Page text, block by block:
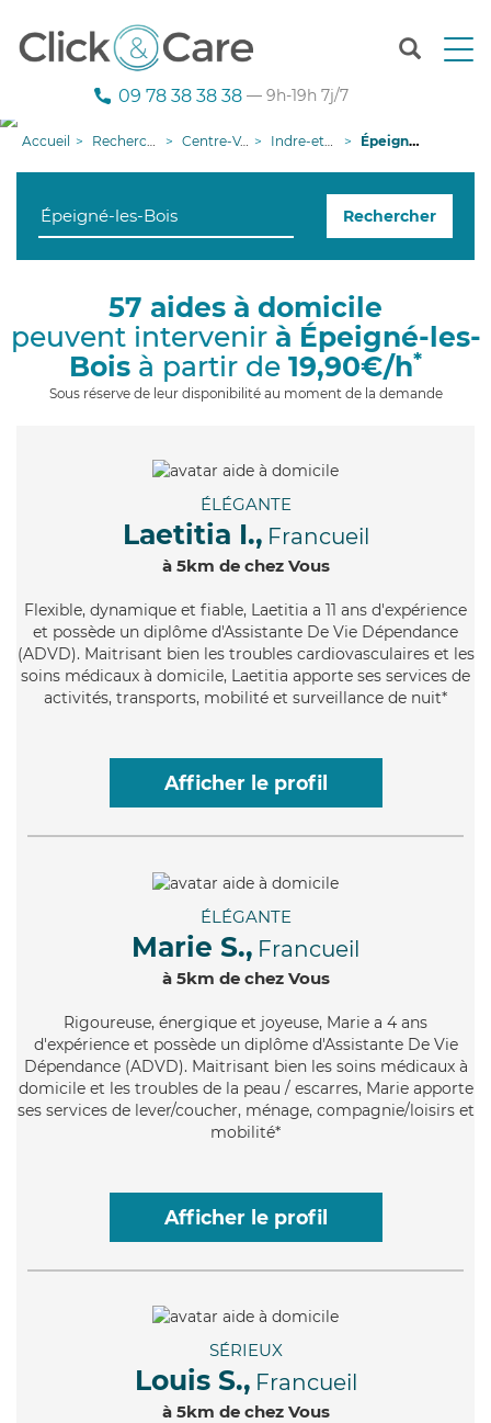
T
n
g
i
09 78 38 38 38 — 9h-19h 7j/7
Accueil Recherche aide à domicile Centre-Val de Loire Indre-et-Loire Épeigné-les-Bois
Rechercher
57 aides à domicile
peuvent intervenir à Épeigné-les-
Bois à partir de 19,90€/h*
Sous réserve de leur disponibilité au moment de la demande
ÉLÉGANTE
Laetitia I., Francueil
à 5km de chez Vous
Flexible, dynamique et fiable, Laetitia a 11 ans d'expérience
et possède un diplôme d'Assistante De Vie Dépendance
(ADVD). Maitrisant bien les troubles cardiovasculaires et les
soins médicaux à domicile, Laetitia apporte ses services de
activités, transports, mobilité et surveillance de nuit*
Afficher le profil
ÉLÉGANTE
Marie S., Francueil
à 5km de chez Vous
Rigoureuse, énergique et joyeuse, Marie a 4 ans
d'expérience et possède un diplôme d'Assistante De Vie
Dépendance (ADVD). Maitrisant bien les soins médicaux à
domicile et les troubles de la peau / escarres, Marie apporte
ses services de lever/coucher, ménage, compagnie/loisirs et
mobilité*
Afficher le profil
SÉRIEUX
Louis S., Francueil
à 5km de chez Vous